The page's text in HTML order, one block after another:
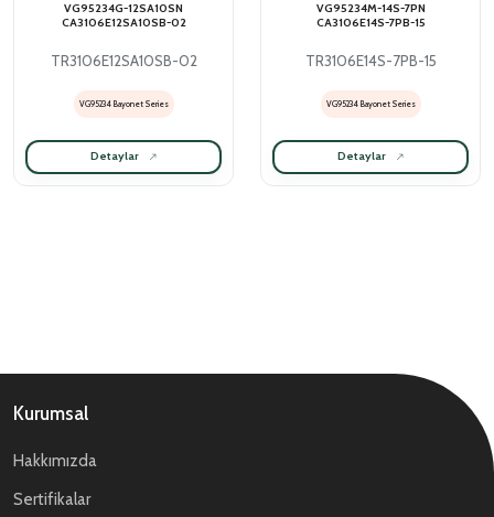
VG95234G-12SA10SN
CA3106E12SA10SB-02
TR3106E12SA10SB-02
VG95234 Bayonet Series
Detaylar
VG95234M-14S-7PN
CA3106E14S-7PB-15
TR3106E14S-7PB-15
VG95234 Bayonet Series
Detaylar
Kurumsal
Hakkımızda
Sertifikalar